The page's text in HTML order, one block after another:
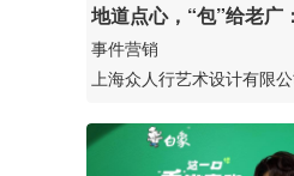
地道点心，“包”给老广
弛，为广式点心破冰
事件营销
上海众人行艺术设计有限